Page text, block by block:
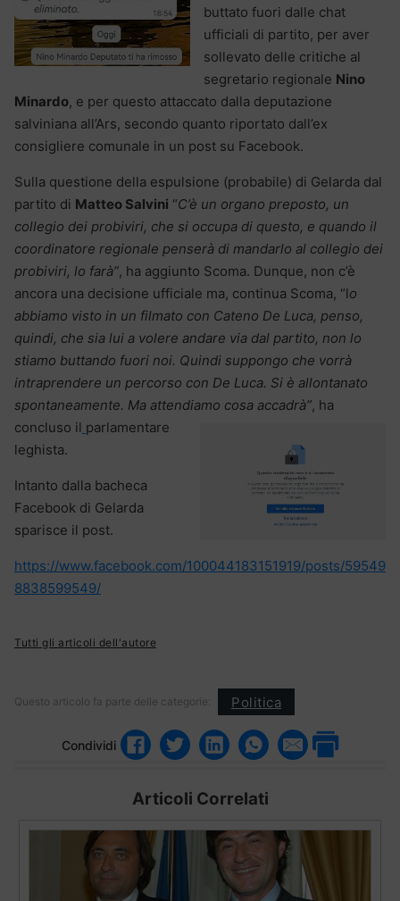
buttato fuori dalle chat
ufficiali di partito, per aver
sollevato delle critiche al
segretario regionale Nino
Minardo, e per questo attaccato dalla deputazione
salviniana all’Ars, secondo quanto riportato dall’ex
consigliere comunale in un post su Facebook.
Sulla questione della espulsione (probabile) di Gelarda dal
partito di Matteo Salvini “C’è un organo preposto, un
collegio dei probiviri, che si occupa di questo, e quando il
coordinatore regionale penserà di mandarlo al collegio dei
probiviri, lo farà”, ha aggiunto Scoma. Dunque, non c’è
ancora una decisione ufficiale ma, continua Scoma, “lo
abbiamo visto in un filmato con Cateno De Luca, penso,
quindi, che sia lui a volere andare via dal partito, non lo
stiamo buttando fuori noi. Quindi suppongo che vorrà
intraprendere un percorso con De Luca. Si è allontanato
spontaneamente. Ma attendiamo cosa accadrà”, ha
concluso il parlamentare
leghista.
Intanto dalla bacheca
Facebook di Gelarda
sparisce il post.
https://www.facebook.com/100044183151919/posts/59549
8838599549/
Tutti gli articoli dell'autore
Questo articolo fa parte delle categorie: Politica
Condividi
Articoli Correlati